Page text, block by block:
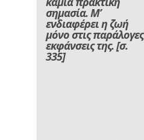
σημασία. Μ’
ενδιαφέρει η ζωή
μόνο στις παράλογες
εκφάνσεις της.[σ.
335]